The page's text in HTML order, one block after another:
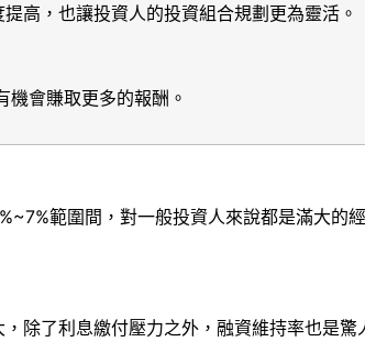
高，也讓投資人的投資組合規劃更為靈活。
機會賺取更多的報酬。
範圍間，對一般投資人來說都是滿大的
除了利息繳付壓力之外，融資維持率也是驚